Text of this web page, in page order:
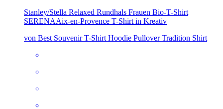
Stanley/Stella Relaxed Rundhals Frauen Bio-T-Shirt
SERENAAix-en-Provence T-Shirt in Kreativ
von Best Souvenir T-Shirt Hoodie Pullover Tradition Shirt